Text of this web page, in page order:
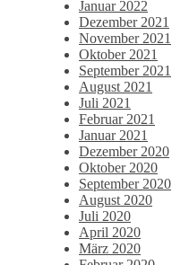
Januar 2022
Dezember 2021
November 2021
Oktober 2021
September 2021
August 2021
Juli 2021
Februar 2021
Januar 2021
Dezember 2020
Oktober 2020
September 2020
August 2020
Juli 2020
April 2020
März 2020